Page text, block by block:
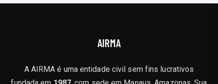
AIRMA
A AIRMA é uma entidade civil sem fins lucrativos